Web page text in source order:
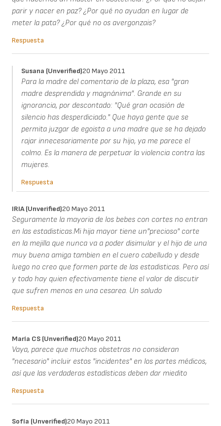
parir y nacer en paz? ¿Por qué no ayudan en lugar de
meter la pata? ¿Por qué no os avergonzais?
Respuesta
Susana (unverified)20 Mayo 2011
Para la madre del comentario de la plaza, esa "gran
madre desprendida y magnánima". Grande en su
ignorancia, por descontado: "Qué gran ocasión de
silencio has desperdiciado." Que haya gente que se
permita juzgar de egoista a una madre que se ha dejado
rajar innecesariamente por su hijo, ya me parece el
colmo. Es la manera de perpetuar la violencia contra las
mujeres.
Respuesta
IRIA (unverified)20 Mayo 2011
Seguramente la mayoria de los bebes con cortes no entran
en las estadisticas.Mi hija mayor tiene un"precioso" corte
en la mejilla que nunca va a poder disimular y el hijo de una
muy buena amiga tambien en el cuero cabelludo y desde
luego no creo que formen parte de las estadisticas. Pero así
y todo hay quien efectivamente tiene el valor de discutir
que sufren menos en una cesarea. Un saludo
Respuesta
María CS (unverified)20 Mayo 2011
Vaya, parece que muchos obstetras no consideran
"necesario" incluir estos "incidentes" en los partes médicos,
así que las verdaderas estadísticas deben dar miedito
Respuesta
Sofía (unverified)20 Mayo 2011